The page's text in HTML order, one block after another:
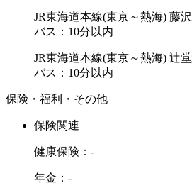
JR東海道本線(東京～熱海) 藤
バス：10分以内
JR東海道本線(東京～熱海) 辻
バス：10分以内
保険・福利・その他
保険関連
健康保険：-
年金：-